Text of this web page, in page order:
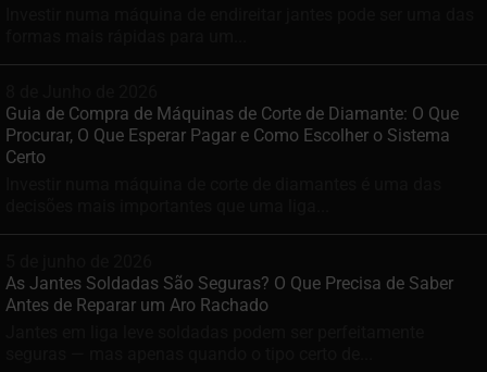
Guia de Compra de Máquinas de Corte de Diamante: O Que
Procurar, O Que Esperar Pagar e Como Escolher o Sistema
Certo
As Jantes Soldadas São Seguras? O Que Precisa de Saber
Antes de Reparar um Aro Rachado